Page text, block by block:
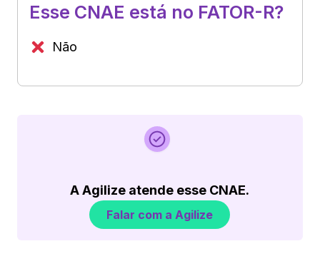
Esse CNAE está no FATOR-R?
Não
A Agilize atende esse CNAE.
Falar com a Agilize